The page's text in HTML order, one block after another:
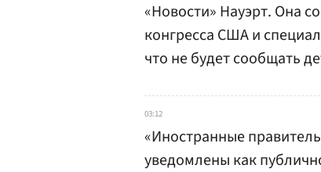
«Новости» Науэрт. Она
конгресса США и
что не будет сообщать
03:12
«Иностранные
уведомлены как